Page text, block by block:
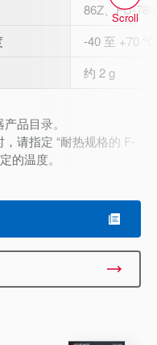
86Z、FU-78/
-40 至 +70 °C
约 2 g
品目录。
请指定 “耐热规格的 F-
的温度。
Scroll